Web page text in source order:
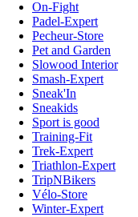
On-Fight
Padel-Expert
Pecheur-Store
Pet and Garden
Slowood Interior
Smash-Expert
Sneak'In
Sneakids
Sport is good
Training-Fit
Trek-Expert
Triathlon-Expert
TripNBikers
Vélo-Store
Winter-Expert